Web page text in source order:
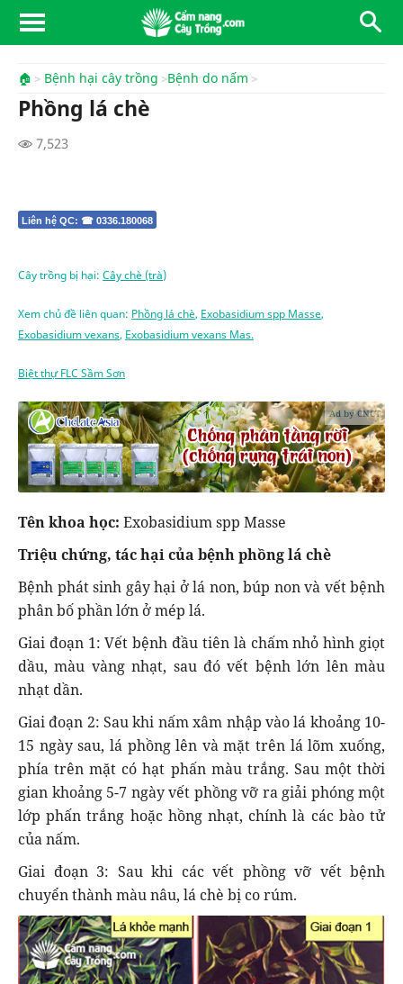
🏠 Bệnh hại cây trồng Bệnh do nấm
Phồng lá chè
7,523
Liên hệ QC: ☎ 0336.180068
Cây trồng bị hại: Cây chè (trà)
Xem chủ đề liên quan: Phồng lá chè, Exobasidium spp Masse,
Exobasidium vexans, Exobasidium vexans Mas.
Biệt thự FLC Sầm Sơn
Ad by CNCT
Tên khoa học: Exobasidium spp Masse
Triệu chứng, tác hại của bệnh phồng lá chè
Bệnh phát sinh gây hại ở lá non, búp non và vết bệnh
phân bố phần lớn ở mép lá.
Giai đoạn 1: Vết bệnh đầu tiên là chấm nhỏ hình giọt
dầu, màu vàng nhạt, sau đó vết bệnh lớn lên màu
nhạt dần.
Giai đoạn 2: Sau khi nấm xâm nhập vào lá khoảng 10-
15 ngày sau, lá phồng lên và mặt trên lá lõm xuống,
phía trên mặt có hạt phấn màu trắng. Sau một thời
gian khoảng 5-7 ngày vết phồng vỡ ra giải phóng một
lớp phấn trắng hoặc hồng nhạt, chính là các bào tử
của nấm.
Giai đoạn 3: Sau khi các vết phồng vỡ vết bệnh
chuyển thành màu nâu, lá chè bị co rúm.